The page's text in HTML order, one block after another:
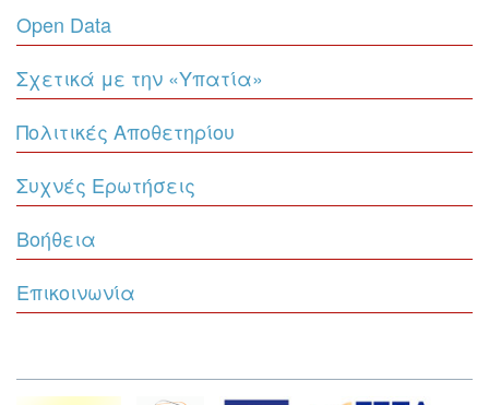
Open Data
Σχετικά με την «Υπατία»
Πολιτικές Αποθετηρίου
Συχνές Ερωτήσεις
Βοήθεια
Επικοινωνία